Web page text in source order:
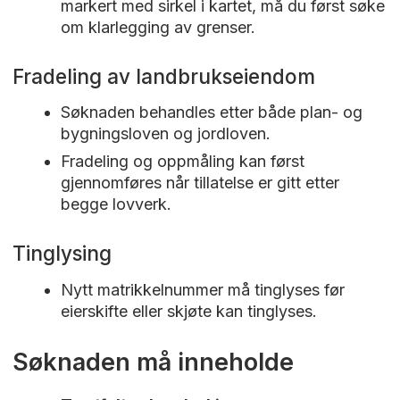
markert med sirkel i kartet, må du først søke
om klarlegging av grenser.
Fradeling av landbrukseiendom
Søknaden behandles etter både plan- og
bygningsloven og jordloven.
Fradeling og oppmåling kan først
gjennomføres når tillatelse er gitt etter
begge lovverk.
Tinglysing
Nytt matrikkelnummer må tinglyses før
eierskifte eller skjøte kan tinglyses.
Søknaden må inneholde